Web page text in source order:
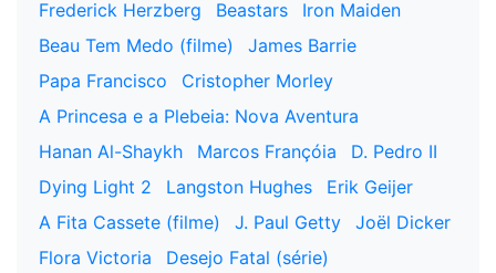
Frederick Herzberg
Beastars
Iron Maiden
Beau Tem Medo (filme)
James Barrie
Papa Francisco
Cristopher Morley
A Princesa e a Plebeia: Nova Aventura
Hanan Al-Shaykh
Marcos Françóia
D. Pedro II
Dying Light 2
Langston Hughes
Erik Geijer
A Fita Cassete (filme)
J. Paul Getty
Joël Dicker
Flora Victoria
Desejo Fatal (série)